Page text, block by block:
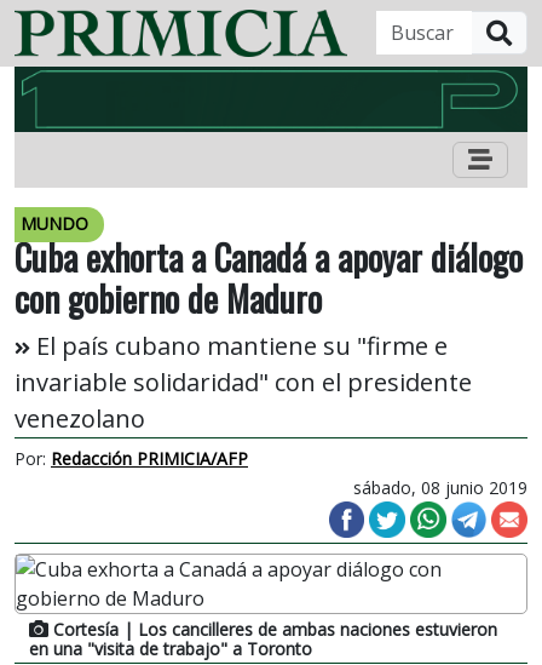
MUNDO
Cuba exhorta a Canadá a apoyar diálogo
con gobierno de Maduro
El país cubano mantiene su "firme e
invariable solidaridad" con el presidente
venezolano
Por: Redacción PRIMICIA/AFP
sábado, 08 junio 2019
Cortesía | Los cancilleres de ambas naciones estuvieron
en una "visita de trabajo" a Toronto